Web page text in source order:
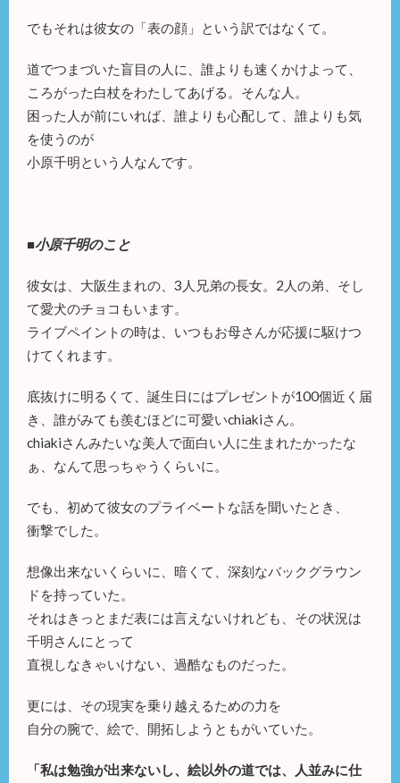
でもそれは彼女の「表の顔」という訳ではなくて。
道でつまづいた盲目の人に、誰よりも速くかけよって、
ころがった白杖をわたしてあげる。そんな人。
困った人が前にいれば、誰よりも心配して、誰よりも気
を使うのが
小原千明という人なんです。
■小原千明のこと
彼女は、大阪生まれの、3人兄弟の長女。2人の弟、そし
て愛犬のチョコもいます。
ライブペイントの時は、いつもお母さんが応援に駆けつ
けてくれます。
底抜けに明るくて、誕生日にはプレゼントが100個近く届
き、誰がみても羨むほどに可愛いchiakiさん。
chiakiさんみたいな美人で面白い人に生まれたかったな
ぁ、なんて思っちゃうくらいに。
でも、初めて彼女のプライベートな話を聞いたとき、
衝撃でした。
想像出来ないくらいに、暗くて、深刻なバックグラウン
ドを持っていた。
それはきっとまだ表には言えないけれども、その状況は
千明さんにとって
直視しなきゃいけない、過酷なものだった。
更には、その現実を乗り越えるための力を
自分の腕で、絵で、開拓しようともがいていた。
「私は勉強が出来ないし、絵以外の道では、人並みに仕